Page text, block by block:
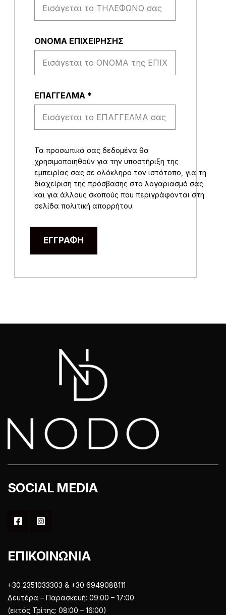
ΟΝΟΜΑ ΕΠΙΧΕΙΡΗΣΗΣ
EΠΑΓΓΕΛΜΑ *
Τα προσωπικά σας δεδομένα θα
χρησιμοποιηθούν για την υποστήριξη της
εμπειρίας σας σε ολόκληρο τον ιστότοπο, για τη
διαχείριση της πρόσβασης στο λογαριασμό σας
και για άλλους σκοπούς που περιγράφονται στη
σελίδα πολιτική απορρήτου.
ΕΓΓΡΑΦΉ
SOCIAL MEDIA
ΕΠΙΚΟΙΝΩΝΙΑ
+30 2351033303 & +30 6949088111
Δευτέρα – Παρασκευή: 09:00 – 17:00
(εκτός Τρίτης: 08:00 – 16:00)